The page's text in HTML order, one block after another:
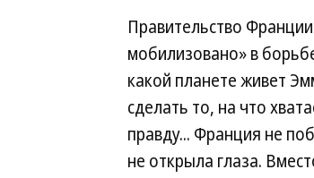
Правительство
мобилизовано» в
какой планете живет
сделать то, на что
правду... Франция не
не открыла глаза.